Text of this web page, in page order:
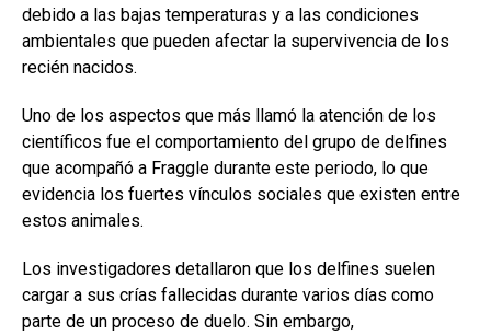
debido a las bajas temperaturas y a las condiciones
ambientales que pueden afectar la supervivencia de los
recién nacidos.
Uno de los aspectos que más llamó la atención de los
científicos fue el comportamiento del grupo de delfines
que acompañó a Fraggle durante este periodo, lo que
evidencia los fuertes vínculos sociales que existen entre
estos animales.
Los investigadores detallaron que los delfines suelen
cargar a sus crías fallecidas durante varios días como
parte de un proceso de duelo. Sin embargo,